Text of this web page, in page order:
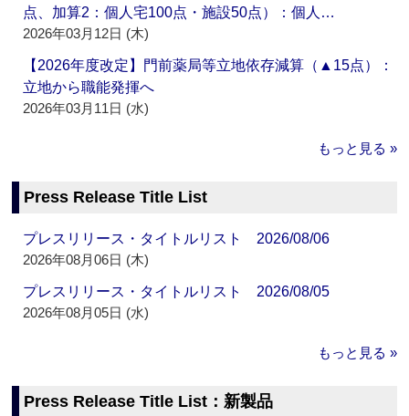
点、加算2：個人宅100点・施設50点）：個人…
2026年03月12日 (木)
【2026年度改定】門前薬局等立地依存減算（▲15点）：
立地から職能発揮へ
2026年03月11日 (水)
もっと見る »
Press Release Title List
プレスリリース・タイトルリスト 2026/08/06
2026年08月06日 (木)
プレスリリース・タイトルリスト 2026/08/05
2026年08月05日 (水)
もっと見る »
Press Release Title List：新製品